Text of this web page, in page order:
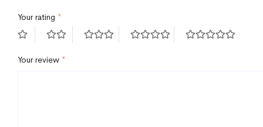
Your rating *
Your review *